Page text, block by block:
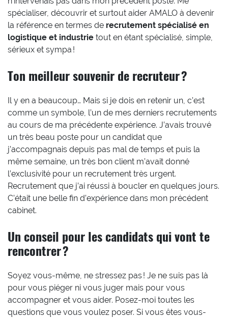
spécialiser, découvrir et surtout aider AMALO à devenir
la référence en termes de recrutement spécialisé en
logistique et industrie tout en étant spécialisé, simple,
sérieux et sympa !
Ton meilleur souvenir de recruteur ?
Il y en a beaucoup… Mais si je dois en retenir un, c’est
comme un symbole, l’un de mes derniers recrutements
au cours de ma précédente expérience. J’avais trouvé
un très beau poste pour un candidat que
j’accompagnais depuis pas mal de temps et puis la
même semaine, un très bon client m’avait donné
l’exclusivité pour un recrutement très urgent.
Recrutement que j’ai réussi à boucler en quelques jours.
C’était une belle fin d’expérience dans mon précédent
cabinet.
Un conseil pour les candidats qui vont te
rencontrer ?
Soyez vous-même, ne stressez pas ! Je ne suis pas là
pour vous piéger ni vous juger mais pour vous
accompagner et vous aider. Posez-moi toutes les
questions que vous voulez poser. Si vous êtes vous-